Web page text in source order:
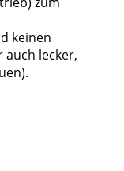
keinen
auch lecker,